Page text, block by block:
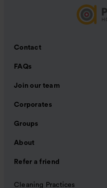
Contact
FAQs
Join our team
Corporates
Groups
About
Refer a friend
Cleaning Practices